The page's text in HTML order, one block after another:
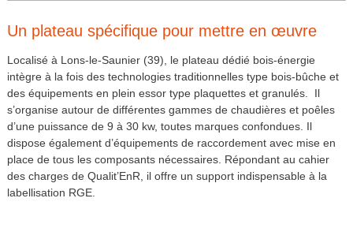
Un plateau spécifique pour mettre en œuvre
Localisé à Lons-le-Saunier (39), le plateau dédié bois-énergie
intègre à la fois des technologies traditionnelles type bois-bûche et
des équipements en plein essor type plaquettes et granulés. Il
s’organise autour de différentes gammes de chaudières et poêles
d’une puissance de 9 à 30 kw, toutes marques confondues. Il
dispose également d’équipements de raccordement avec mise en
place de tous les composants nécessaires. Répondant au cahier
des charges de Qualit’EnR, il offre un support indispensable à la
labellisation RGE.